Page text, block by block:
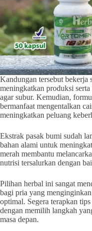
Kandungan tersebut bekerja
meningkatkan produksi
agar subur. Kemudian,
bermanfaat mengentalkan
meningkatkan peluang
Ekstrak pasak bumi sudah
bahan alami untuk
merah membantu
nutrisi tersalurkan dengan
Pilihan herbal ini sangat
bagi pria yang
optimal. Segera terapkan
dengan memilih langkah
masa depan.